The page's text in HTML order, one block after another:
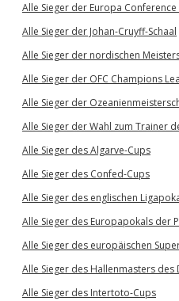
Alle Sieger der Europa Conference
Alle Sieger der Johan-Cruyff-Schaal
Alle Sieger der nordischen
Alle Sieger der OFC Champions
Alle Sieger der
Alle Sieger der Wahl zum Trainer
Alle Sieger des Algarve-Cups
Alle Sieger des Confed-Cups
Alle Sieger des englischen
Alle Sieger des Europapokals der
Alle Sieger des europäischen
Alle Sieger des Hallenmasters des
Alle Sieger des Intertoto-Cups